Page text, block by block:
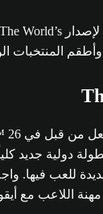
للعب فيها.
مهنة اللاعب مع